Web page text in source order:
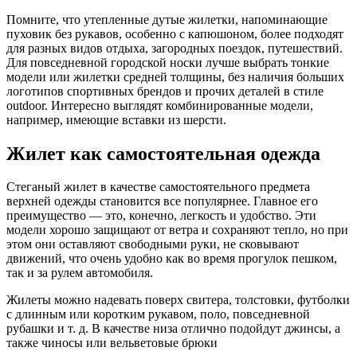
Помните, что утепленные дутые жилетки, напоминающие
пуховик без рукавов, особенно с капюшоном, более подходят
для разных видов отдыха, загородных поездок, путешествий.
Для повседневной городской носки лучше выбрать тонкие
модели или жилетки средней толщины, без наличия больших
логотипов спортивных брендов и прочих деталей в стиле
outdoor. Интересно выглядят комбинированные модели,
например, имеющие вставки из шерсти.
Жилет как самостоятельная одежда
Стеганый жилет в качестве самостоятельного предмета
верхней одежды становится все популярнее. Главное его
преимущество — это, конечно, легкость и удобство. Эти
модели хорошо защищают от ветра и сохраняют тепло, но при
этом они оставляют свободными руки, не сковывают
движений, что очень удобно как во время прогулок пешком,
так и за рулем автомобиля.
Жилеты можно надевать поверх свитера, толстовки, футболки
с длинным или коротким рукавом, поло, повседневной
рубашки и т. д. В качестве низа отлично подойдут джинсы, а
также чиносы или вельветовые брюки